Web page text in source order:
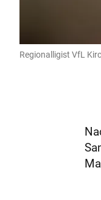
Regionalligist VfL